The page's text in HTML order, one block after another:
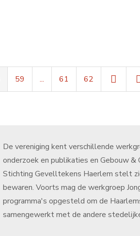
59 ... 61 62
De vereniging kent verschillende
onderzoek en publikaties en Gebouw
Stichting Gevelltekens Haerlem stelt
bewaren. Voorts mag de werkgroep
programma's opgesteld om de
samengewerkt met de andere